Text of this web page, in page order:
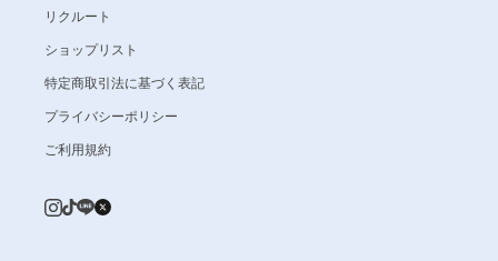
リクルート
ショップリスト
特定商取引法に基づく表記
プライバシーポリシー
ご利用規約